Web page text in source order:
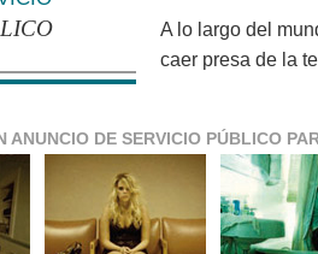
A lo largo del
caer presa de la
ANUNCIO DE SERVICIO PÚBLICO